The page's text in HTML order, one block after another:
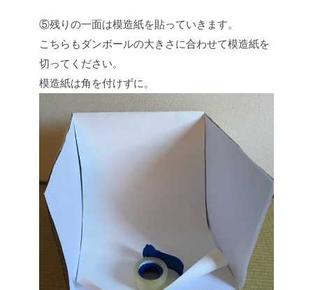
⑤残りの一面は模造紙を貼っていきます。
こちらもダンボールの大きさに合わせて模造紙を
切ってください。
模造紙は角を付けずに。